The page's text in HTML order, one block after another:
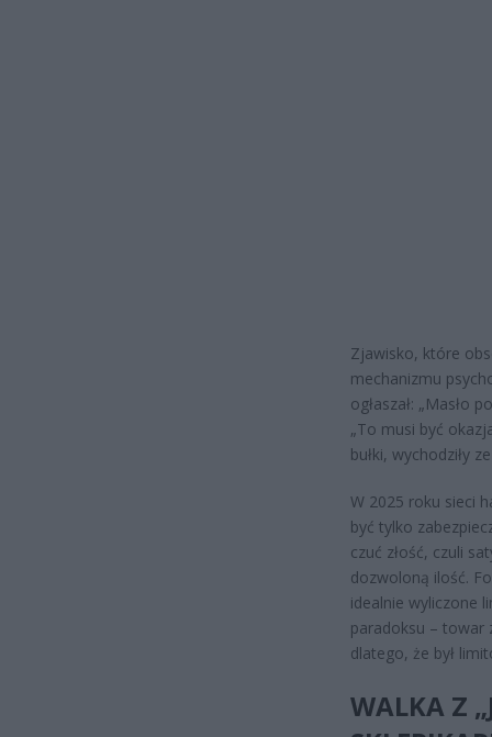
Zjawisko, które
mechanizmu
ogłaszał: „Masło
„To musi być
bułki, wychodziły
W 2025 roku sieci
być tylko
czuć złość, czuli
dozwoloną ilość.
idealnie wyliczone
paradoksu – towar
dlatego, że był
WALKA Z